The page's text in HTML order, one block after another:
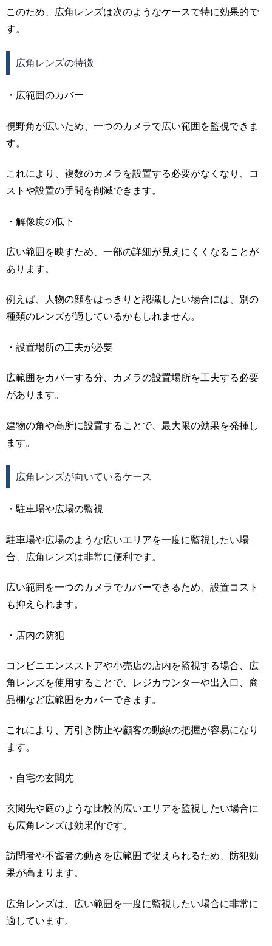
このため、広角レンズは次のようなケースで特に効果的で
す。
広角レンズの特徴
・広範囲のカバー
視野角が広いため、一つのカメラで広い範囲を監視できま
す。
これにより、複数のカメラを設置する必要がなくなり、コ
ストや設置の手間を削減できます。
・解像度の低下
広い範囲を映すため、一部の詳細が見えにくくなることが
あります。
例えば、人物の顔をはっきりと認識したい場合には、別の
種類のレンズが適しているかもしれません。
・設置場所の工夫が必要
広範囲をカバーする分、カメラの設置場所を工夫する必要
があります。
建物の角や高所に設置することで、最大限の効果を発揮し
ます。
広角レンズが向いているケース
・駐車場や広場の監視
駐車場や広場のような広いエリアを一度に監視したい場
合、広角レンズは非常に便利です。
広い範囲を一つのカメラでカバーできるため、設置コスト
も抑えられます。
・店内の防犯
コンビニエンスストアや小売店の店内を監視する場合、広
角レンズを使用することで、レジカウンターや出入口、商
品棚など広範囲をカバーできます。
これにより、万引き防止や顧客の動線の把握が容易になり
ます。
・自宅の玄関先
玄関先や庭のような比較的広いエリアを監視したい場合に
も広角レンズは効果的です。
訪問者や不審者の動きを広範囲で捉えられるため、防犯効
果が高まります。
広角レンズは、広い範囲を一度に監視したい場合に非常に
適しています。